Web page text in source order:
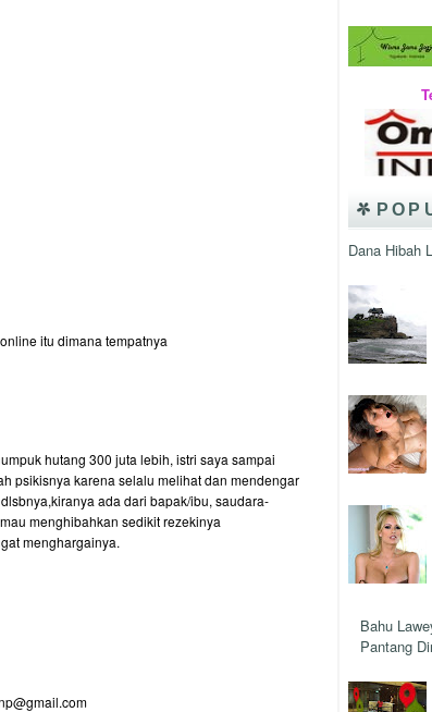
itu dimana tempatnya
hutang 300 juta lebih, istri saya sampai
psikisnya karena selalu melihat dan mendengar
ada dari bapak/ibu, saudara-
menghibahkan sedikit rezekinya
menghargainya.
Dana Hibah
Bahu
Pantang